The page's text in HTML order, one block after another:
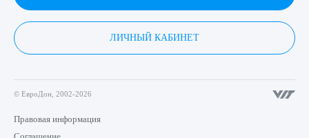
ЛИЧНЫЙ КАБИНЕТ
© ЕвроДон, 2002-2026
Правовая информация